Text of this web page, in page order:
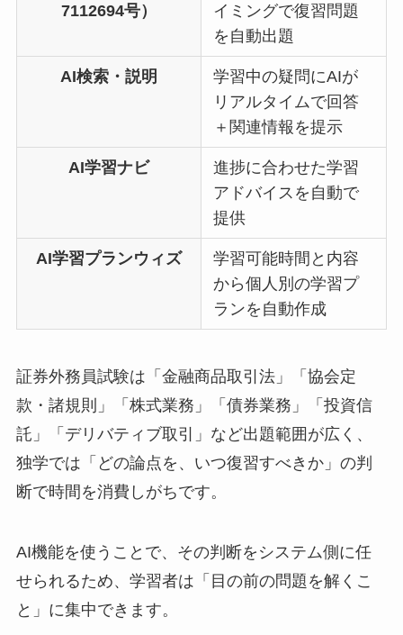
7112694号）
イミングで復習問題
を自動出題
AI検索・説明
学習中の疑問にAIが
リアルタイムで回答
＋関連情報を提示
AI学習ナビ
進捗に合わせた学習
アドバイスを自動で
提供
AI学習プランウィズ
学習可能時間と内容
から個人別の学習プ
ランを自動作成
証券外務員試験は「金融商品取引法」「協会定
款・諸規則」「株式業務」「債券業務」「投資信
託」「デリバティブ取引」など出題範囲が広く、
独学では「どの論点を、いつ復習すべきか」の判
断で時間を消費しがちです。
AI機能を使うことで、その判断をシステム側に任
せられるため、学習者は「目の前の問題を解くこ
と」に集中できます。